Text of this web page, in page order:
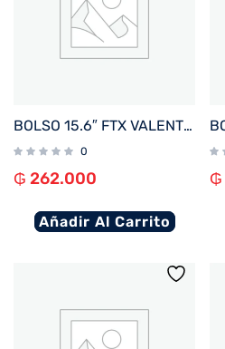
BOLSO 15.6″ FTX VALENTINA-BL AZUL
0
₲ 262.000
Añadir Al Carrito
₲